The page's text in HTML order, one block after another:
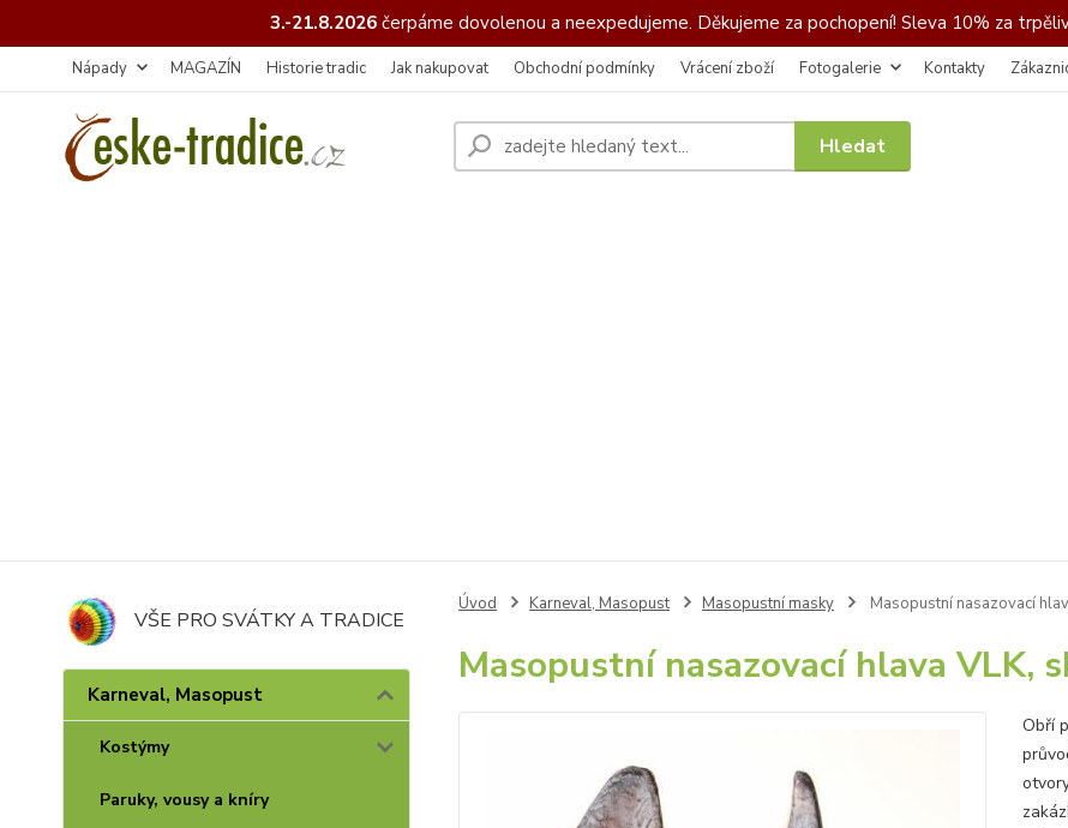
3.-21.8.2026čerpáme dovolenou a neexpedujeme. Děkujeme za pochopení! Sleva 10% za
Nápady MAGAZÍN Historie tradic Jak nakupovat Obchodní podmínky Vrácení zboží Fotogalerie Kontakty
Hledat
VŠE PRO SVÁTKY A TRADICE
Karneval, Masopust
Kostýmy
Paruky, vousy a kníry
Úvod Karneval, Masopust Masopustní masky Masopustní nasazovací
Masopustní nasazovací hlava VLK,
Obří